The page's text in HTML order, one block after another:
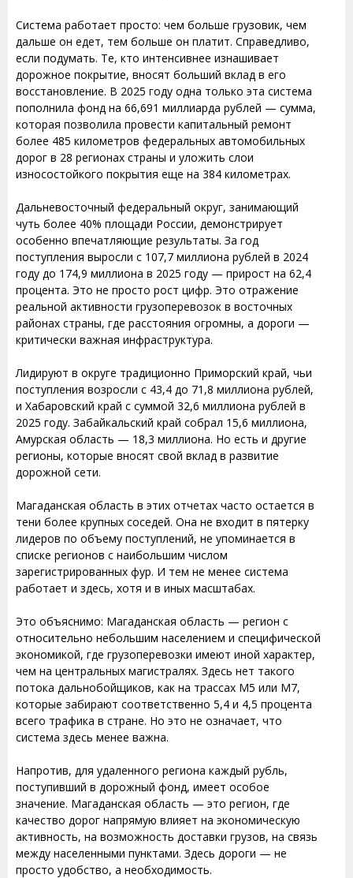
Система работает просто: чем больше грузовик, чем
дальше он едет, тем больше он платит. Справедливо,
если подумать. Те, кто интенсивнее изнашивает
дорожное покрытие, вносят больший вклад в его
восстановление. В 2025 году одна только эта система
пополнила фонд на 66,691 миллиарда рублей — сумма,
которая позволила провести капитальный ремонт
более 485 километров федеральных автомобильных
дорог в 28 регионах страны и уложить слои
износостойкого покрытия еще на 384 километрах.
Дальневосточный федеральный округ, занимающий
чуть более 40% площади России, демонстрирует
особенно впечатляющие результаты. За год
поступления выросли с 107,7 миллиона рублей в 2024
году до 174,9 миллиона в 2025 году — прирост на 62,4
процента. Это не просто рост цифр. Это отражение
реальной активности грузоперевозок в восточных
районах страны, где расстояния огромны, а дороги —
критически важная инфраструктура.
Лидируют в округе традиционно Приморский край, чьи
поступления возросли с 43,4 до 71,8 миллиона рублей,
и Хабаровский край с суммой 32,6 миллиона рублей в
2025 году. Забайкальский край собрал 15,6 миллиона,
Амурская область — 18,3 миллиона. Но есть и другие
регионы, которые вносят свой вклад в развитие
дорожной сети.
Магаданская область в этих отчетах часто остается в
тени более крупных соседей. Она не входит в пятерку
лидеров по объему поступлений, не упоминается в
списке регионов с наибольшим числом
зарегистрированных фур. И тем не менее система
работает и здесь, хотя и в иных масштабах.
Это объяснимо: Магаданская область — регион с
относительно небольшим населением и специфической
экономикой, где грузоперевозки имеют иной характер,
чем на центральных магистралях. Здесь нет такого
потока дальнобойщиков, как на трассах М5 или М7,
которые забирают соответственно 5,4 и 4,5 процента
всего трафика в стране. Но это не означает, что
система здесь менее важна.
Напротив, для удаленного региона каждый рубль,
поступивший в дорожный фонд, имеет особое
значение. Магаданская область — это регион, где
качество дорог напрямую влияет на экономическую
активность, на возможность доставки грузов, на связь
между населенными пунктами. Здесь дороги — не
просто удобство, а необходимость.